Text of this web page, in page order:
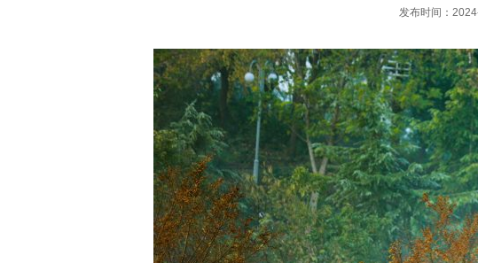
发布时间：